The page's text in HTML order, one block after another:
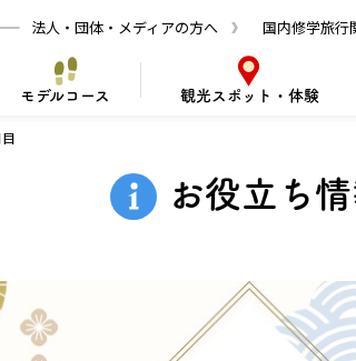
法人・団体・メディアの方へ 国内修学旅行
食文化 大阪のスポーツ
モデルコース
古市古墳コース 建築・アートを楽しむ
観光 スポット・体験
ルメ 体験
力・食材 大阪の食を楽しむ！
のづくり おすすめ 映えスポット
お役立ち